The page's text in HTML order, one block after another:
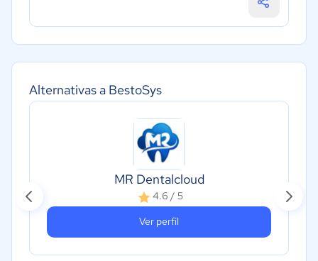
Alternativas a BestoSys
MR Dentalcloud
4.6 / 5
Ver perfil